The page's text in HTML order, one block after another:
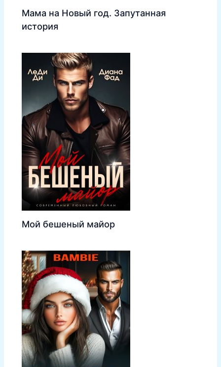
Мама на Новый год. Запутанная
история
Мой бешеный майор